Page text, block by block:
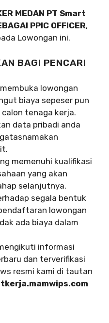
MEDAN PT Smart
PPIC OFFICER,
Lowongan ini.
BAGI PENCARI
lowongan
biaya sepeser pun
tenaga kerja.
data pribadi anda
memenuhi kualifikasi
yang akan
selanjutnya.
segala bentuk
lowongan
ada biaya dalam
informasi
dan terverifikasi
resmi kami di tautan